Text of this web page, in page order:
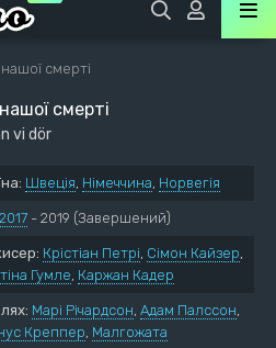
смерті
смерті
vi dör
Швеція, Німеччина, Норвегія
2017 - 2019 (Завершений)
Крістіан Петрі, Сімон Кайзер,
Гумле, Каржан Кадер
Марі Річардсон, Адам Палссон,
Креппер, Малгожата